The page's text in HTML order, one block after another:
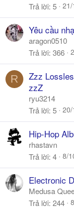
Trả lời 5
Yêu cầu
aragon0510
Trả lời 366
R
Zzz
zzZ
ryu3214
Trả lời 5
Hip-Hop
rhastavn
Trả lời 4 8/
Electronic
Medusa
Trả lời 244